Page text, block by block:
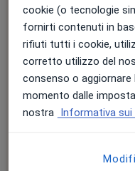
Nome*
Cognome*
cookie (o tecnologie
fornirti contenuti in
rifiuti tutti i cookie,
corretto utilizzo del
consenso o
momento dalle
nostra Informativa sui